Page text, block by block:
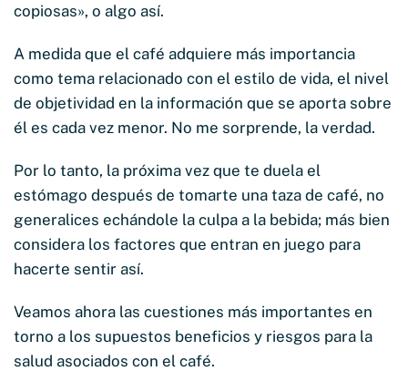
copiosas», o algo así.
A medida que el café adquiere más importancia
como tema relacionado con el estilo de vida, el nivel
de objetividad en la información que se aporta sobre
él es cada vez menor. No me sorprende, la verdad.
Por lo tanto, la próxima vez que te duela el
estómago después de tomarte una taza de café, no
generalices echándole la culpa a la bebida; más bien
considera los factores que entran en juego para
hacerte sentir así.
Veamos ahora las cuestiones más importantes en
torno a los supuestos beneficios y riesgos para la
salud asociados con el café.